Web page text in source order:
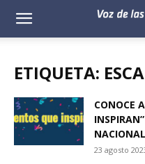
Voz
Empresas
ETIQUETA: ESCA
CONOCE
NACIONAL
23 agosto